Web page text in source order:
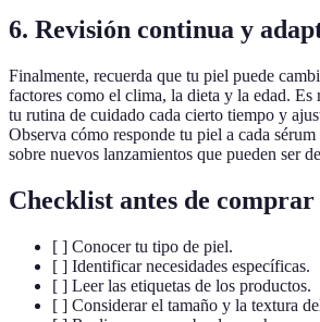
6. Revisión continua y
Finalmente, recuerda que tu piel puede
factores como el clima, la dieta y la edad. Es
tu rutina de cuidado cada cierto tiempo y
Observa cómo responde tu piel a cada
sobre nuevos lanzamientos que pueden ser
Checklist antes de comprar
[ ] Conocer tu tipo de piel.
[ ] Identificar necesidades específicas.
[ ] Leer las etiquetas de los productos.
[ ] Considerar el tamaño y la textura